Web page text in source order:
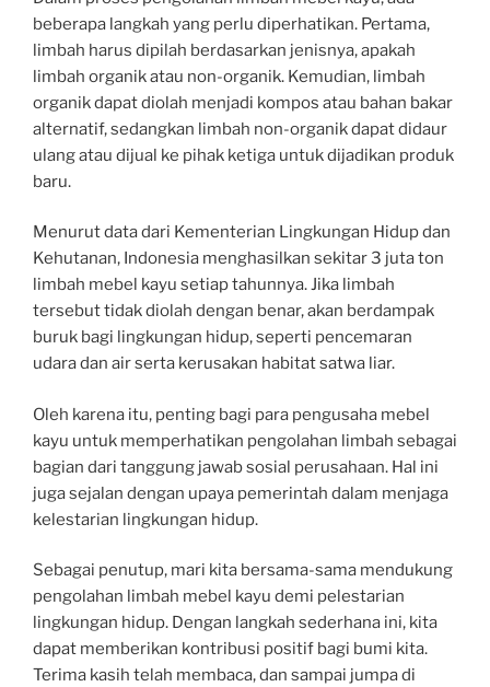
beberapa langkah yang perlu diperhatikan. Pertama,
limbah harus dipilah berdasarkan jenisnya, apakah
limbah organik atau non-organik. Kemudian, limbah
organik dapat diolah menjadi kompos atau bahan bakar
alternatif, sedangkan limbah non-organik dapat didaur
ulang atau dijual ke pihak ketiga untuk dijadikan produk
baru.
Menurut data dari Kementerian Lingkungan Hidup dan
Kehutanan, Indonesia menghasilkan sekitar 3 juta ton
limbah mebel kayu setiap tahunnya. Jika limbah
tersebut tidak diolah dengan benar, akan berdampak
buruk bagi lingkungan hidup, seperti pencemaran
udara dan air serta kerusakan habitat satwa liar.
Oleh karena itu, penting bagi para pengusaha mebel
kayu untuk memperhatikan pengolahan limbah sebagai
bagian dari tanggung jawab sosial perusahaan. Hal ini
juga sejalan dengan upaya pemerintah dalam menjaga
kelestarian lingkungan hidup.
Sebagai penutup, mari kita bersama-sama mendukung
pengolahan limbah mebel kayu demi pelestarian
lingkungan hidup. Dengan langkah sederhana ini, kita
dapat memberikan kontribusi positif bagi bumi kita.
Terima kasih telah membaca, dan sampai jumpa di